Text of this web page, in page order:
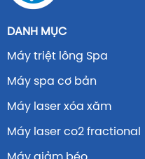
DANH MỤC
Máy triệt lông Spa
Máy spa cơ bản
Máy laser xóa xăm
Máy laser co2 fractional